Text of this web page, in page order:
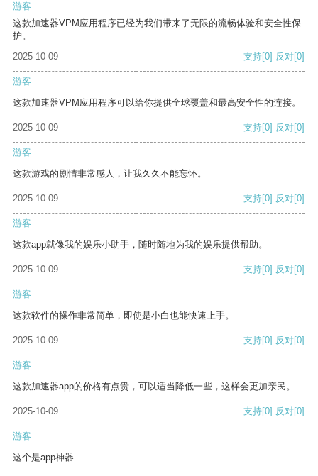
游客
这款加速器VPM应用程序已经为我们带来了无限的流畅体验和安全性保
护。
2025-10-09
支持[0] 反对[0]
游客
这款加速器VPM应用程序可以给你提供全球覆盖和最高安全性的连接。
2025-10-09 支持[0] 反对[0]
游客
这款游戏的剧情非常感人，让我久久不能忘怀。
2025-10-09 支持[0] 反对[0]
游客
这款app就像我的娱乐小助手，随时随地为我的娱乐提供帮助。
2025-10-09 支持[0] 反对[0]
游客
这款软件的操作非常简单，即使是小白也能快速上手。
2025-10-09 支持[0] 反对[0]
游客
这款加速器app的价格有点贵，可以适当降低一些，这样会更加亲民。
2025-10-09 支持[0] 反对[0]
游客
这个是app神器